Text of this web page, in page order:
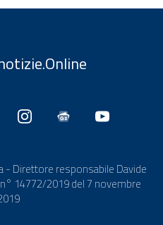
- Direttore responsabile Davide
14772/2019 del 7 novembre